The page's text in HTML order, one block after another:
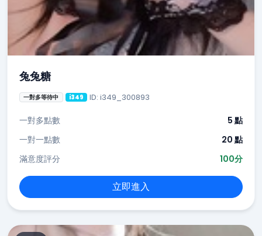
兔兔糖
一對多等待中 i349 ID: i349_300893
一對多點數
5 點
一對一點數
20 點
滿意度評分
100分
立即進入